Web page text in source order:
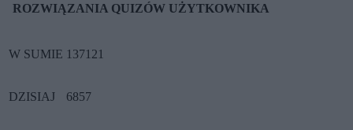
ROZWIĄZANIA QUIZÓW UŻYTKOWNIKA
W SUMIE 137121
DZISIAJ 6857